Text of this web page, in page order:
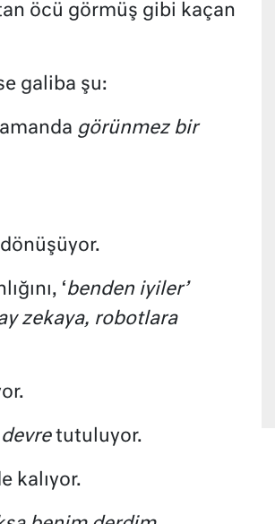
öcü görmüş gibi kaçan
galiba şu:
görünmez bir
dönüşüyor.
‘benden iyiler’
zekaya, robotlara
tutuluyor.
kalıyor.